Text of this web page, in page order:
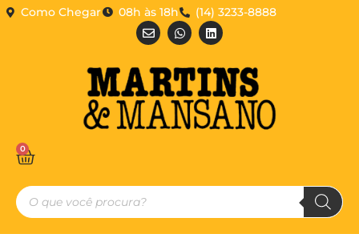
Como Chegar 08h às 18h (14) 3233-8888
0